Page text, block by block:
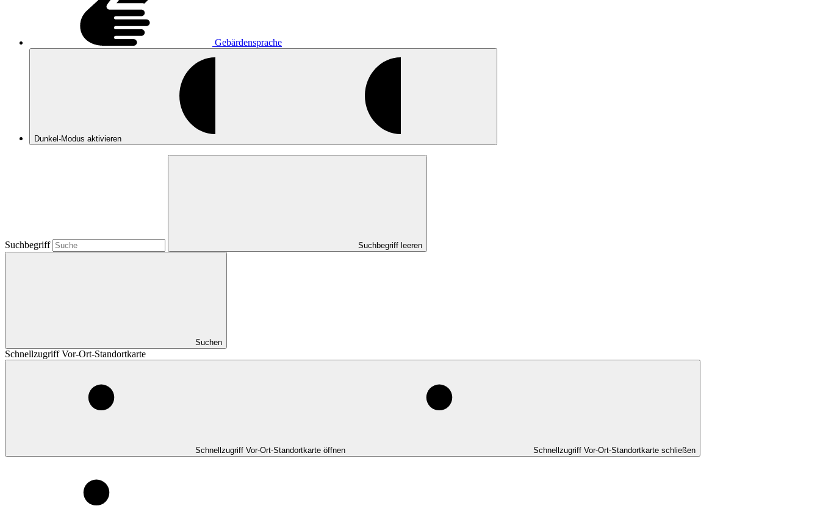
Gebärdensprache
Dunkel-Modus aktivieren
Suchbegriff Suchbegriff leeren
Suchen
Schnellzugriff Vor-Ort-Standortkarte
Schnellzugriff Vor-Ort-Standortkarte öffnen Schnellzugriff Vor-Ort-Standortkarte schließen